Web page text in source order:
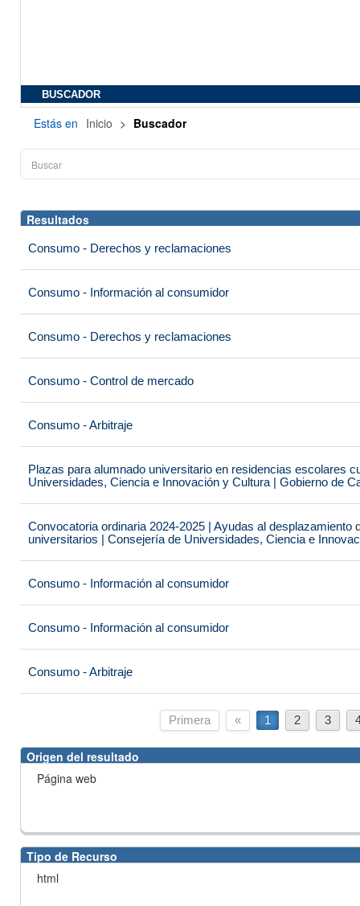
BUSCADOR
Estás en Inicio > Buscador
Resultados
Consumo - Derechos y reclamaciones
Consumo - Información al consumidor
Consumo - Derechos y reclamaciones
Consumo - Control de mercado
Consumo - Arbitraje
Plazas para alumnado universitario en residencias escolares
Universidades, Ciencia e Innovación y Cultura | Gobierno de
Convocatoria ordinaria 2024-2025 | Ayudas al desplazamiento
universitarios | Consejería de Universidades, Ciencia e
Consumo - Información al consumidor
Consumo - Información al consumidor
Consumo - Arbitraje
Primera « 1 2 3
Origen del resultado
Página web
Tipo de Recurso
html